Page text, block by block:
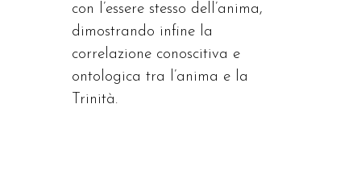
con l’essere stesso dell’anima,
dimostrando infine la
correlazione conoscitiva e
ontologica tra l’anima e la
Trinità.